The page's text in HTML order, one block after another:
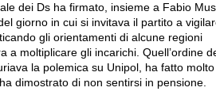
dei Ds ha firmato, insieme a Fabio
giorno in cui si invitava il partito a
gli orientamenti di alcune regioni
a moltiplicare gli incarichi. Quell’ordine
la polemica su Unipol, ha fatto molto
dimostrato di non sentirsi in pensione.